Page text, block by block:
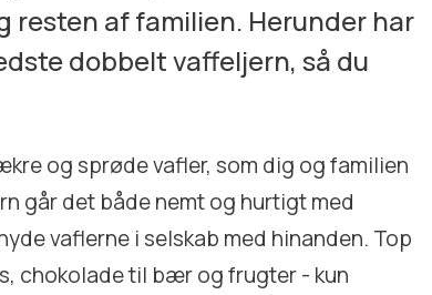
af familien. Herunder har
dobbelt vaffeljern, så du
og sprøde vafler, som dig og familien
går det både nemt og hurtigt med
vaflerne i selskab med hinanden. Top
chokolade til bær og frugter - kun